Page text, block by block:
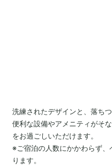
洗練されたデザインと、落ち
便利な設備やアメニティがそ
をお過ごしいただけます。
※ご宿泊の人数にかかわらず
ります。